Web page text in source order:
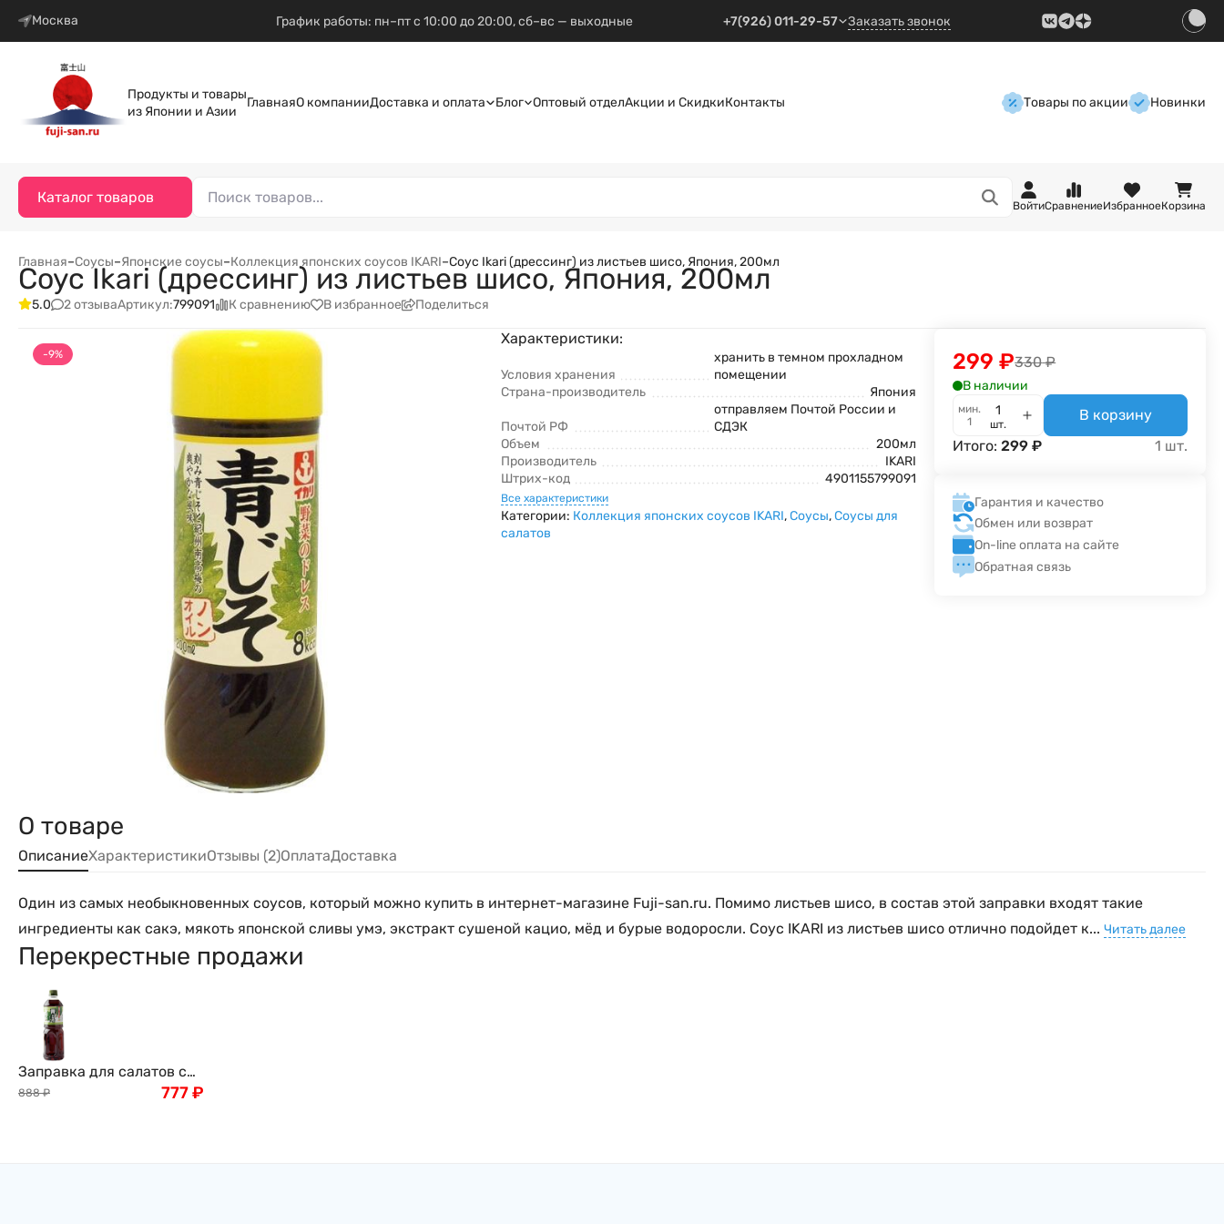
Москва График работы: пн–пт с 10:00 до 20:00, сб–вс — выходные +7(926) 011-29-57 Заказать звонок
Продукты и товары
из Японии и Азии
ГлавнаяО компанииДоставка и оплата Блог Оптовый отделАкции и СкидкиКонтакты Товары по акции Новинки
Каталог товаров
ВойтиСравнениеИзбранноеКорзина
Главная–Соусы–Японские соусы–Коллекция японских соусов IKARI–Соус Ikari (дрессинг) из листьев шисо, Япония, 200мл
Соус Ikari (дрессинг) из листьев шисо, Япония, 200мл
5.0 2 отзываАртикул:799091 К сравнению В избранное Поделиться
-9%
Характеристики:
Условия хранения
хранить в темном прохладном
помещении
Страна-производитель
Япония
Почтой РФ
отправляем Почтой России и
СДЭК
Объем
200мл
Производитель
IKARI
Штрих-код
4901155799091
Все характеристики
Категории: Коллекция японских соусов IKARI,Соусы,Соусы для
салатов
330 ₽
299 ₽
В наличии
мин.
1
шт.
В корзину
Итого:299 ₽ 1 шт.
Гарантия и качество
Обмен или возврат
On-line оплата на сайте
Обратная связь
О товаре
ОписаниеХарактеристикиОтзывы (2)ОплатаДоставка
Один из самых необыкновенных соусов, который можно купить в интернет-магазине Fuji-san.ru. Помимо листьев шисо, в состав этой заправки входят такие
ингредиенты как сакэ, мякоть японской сливы умэ, экстракт сушеной кацио, мёд и бурые водоросли. Соус IKARI из листьев шисо отлично подойдет к... Читать далее
Перекрестные продажи
Заправка для салатов с
листьями Шисо
888 ₽ 777₽